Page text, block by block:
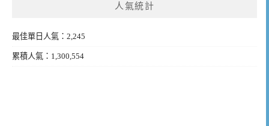
人氣統計
最佳單日人氣：2,245
累積人氣：1,300,554